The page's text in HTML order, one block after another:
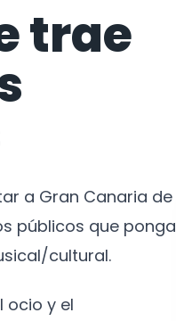
trae
a Gran Canaria de
públicos que ponga
cultural.
ocio y el